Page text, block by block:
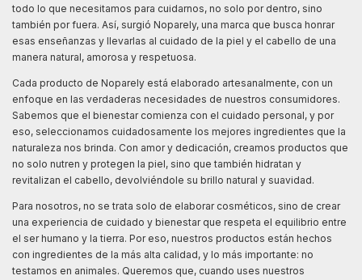
todo lo que necesitamos para cuidarnos, no solo por dentro, sino
también por fuera. Así, surgió Noparely, una marca que busca honrar
esas enseñanzas y llevarlas al cuidado de la piel y el cabello de una
manera natural, amorosa y respetuosa.
Cada producto de Noparely está elaborado artesanalmente, con un
enfoque en las verdaderas necesidades de nuestros consumidores.
Sabemos que el bienestar comienza con el cuidado personal, y por
eso, seleccionamos cuidadosamente los mejores ingredientes que la
naturaleza nos brinda. Con amor y dedicación, creamos productos que
no solo nutren y protegen la piel, sino que también hidratan y
revitalizan el cabello, devolviéndole su brillo natural y suavidad.
Para nosotros, no se trata solo de elaborar cosméticos, sino de crear
una experiencia de cuidado y bienestar que respeta el equilibrio entre
el ser humano y la tierra. Por eso, nuestros productos están hechos
con ingredientes de la más alta calidad, y lo más importante: no
testamos en animales. Queremos que, cuando uses nuestros